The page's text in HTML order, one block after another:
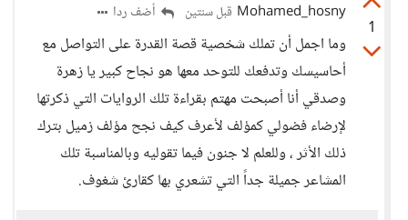
1
Mohamed_hosny قبل سنتين أضف ردا
وما اجمل أن تملك شخصية قصة القدرة على التواصل مع
أحاسيسك وتدفعك للتوحد معها هو نجاح كبير يا زهرة
وصدقي أنا أصبحت مهتم بقراءة تلك الروايات التي ذكرتها
لإرضاء فضولي كمؤلف لأعرف كيف نجح مؤلف زميل بترك
ذلك الأثر ، وللعلم لا جنون فيما تقوليه وبالمناسبة تلك
المشاعر جميلة جداً التي تشعري بها كقارئ شغوف.